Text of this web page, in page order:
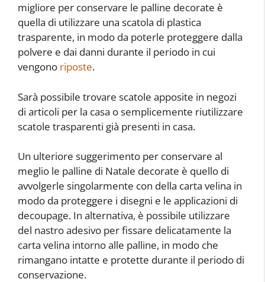
migliore per conservare le palline decorate è
quella di utilizzare una scatola di plastica
trasparente, in modo da poterle proteggere dalla
polvere e dai danni durante il periodo in cui
vengono riposte.
Sarà possibile trovare scatole apposite in negozi
di articoli per la casa o semplicemente riutilizzare
scatole trasparenti già presenti in casa.
Un ulteriore suggerimento per conservare al
meglio le palline di Natale decorate è quello di
avvolgerle singolarmente con della carta velina in
modo da proteggere i disegni e le applicazioni di
decoupage. In alternativa, è possibile utilizzare
del nastro adesivo per fissare delicatamente la
carta velina intorno alle palline, in modo che
rimangano intatte e protette durante il periodo di
conservazione.